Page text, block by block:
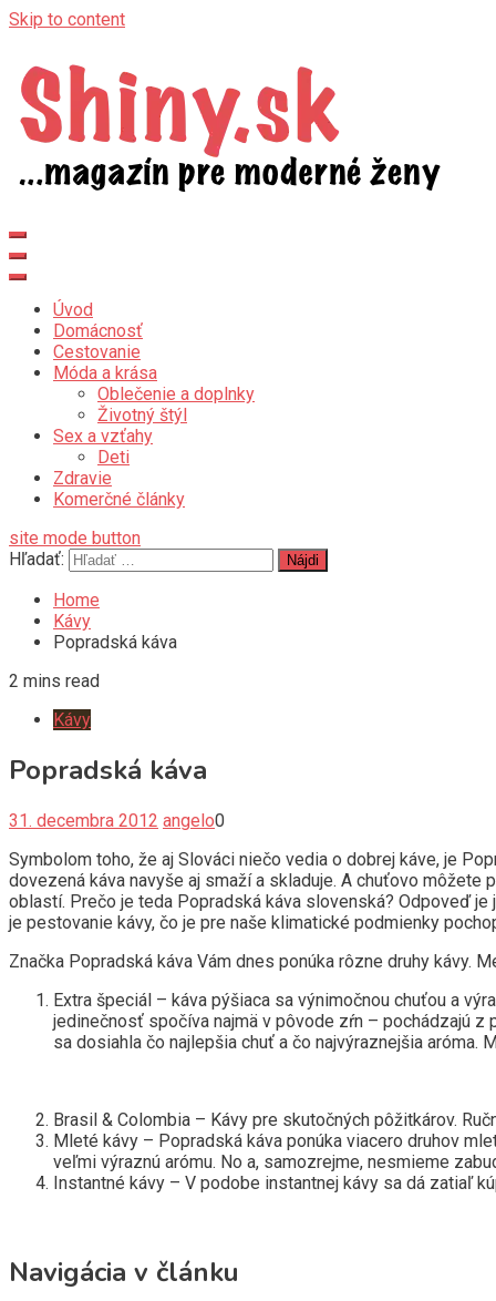
Skip to content
Shiny.sk
Úvod
Domácnosť
Cestovanie
Móda a krása
Oblečenie a doplnky
Životný štýl
Sex a vzťahy
Deti
Zdravie
Komerčné články
site mode button
Hľadať:
Home
Kávy
Popradská káva
2 mins read
Kávy
Popradská káva
31. decembra 2012 angelo0
Symbolom toho, že aj Slováci niečo vedia o dobrej káve, je
dovezená káva navyše aj smaží a skladuje. A chuťovo
oblastí. Prečo je teda Popradská káva slovenská? Odpoveď
je pestovanie kávy, čo je pre naše klimatické podmienky
Značka Popradská káva Vám dnes ponúka rôzne druhy kávy.
Extra špeciál – káva pýšiaca sa výnimočnou chuťou a
jedinečnosť spočíva najmä v pôvode zŕn – pochádzajú z
sa dosiahla čo najlepšia chuť a čo najvýraznejšia
Brasil & Colombia – Kávy pre skutočných pôžitkárov.
Mleté kávy – Popradská káva ponúka viacero druhov
veľmi výraznú arómu. No a, samozrejme, nesmieme
Instantné kávy – V podobe instantnej kávy sa dá zatiaľ
Navigácia v článku